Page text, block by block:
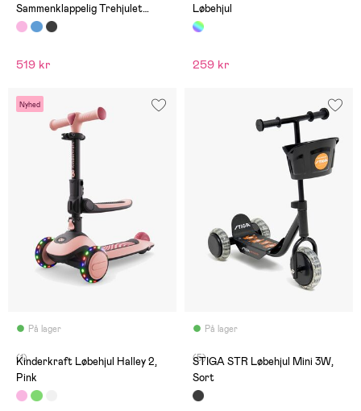
Sammenklappelig Trehjulet
Løbehjul, Pink
519 kr
Løbehjul
259 kr
Nyhed
På lager
(1)
Kinderkraft Løbehjul Halley 2,
Pink
På lager
(5)
STIGA STR Løbehjul Mini 3W,
Sort